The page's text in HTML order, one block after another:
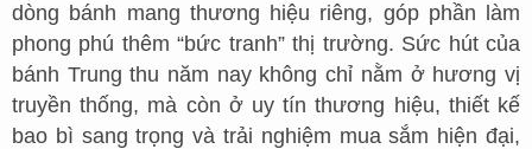
dòng bánh mang thương hiệu riêng, góp phần làm
phong phú thêm “bức tranh” thị trường. Sức hút của
bánh Trung thu năm nay không chỉ nằm ở hương vị
truyền thống, mà còn ở uy tín thương hiệu, thiết kế
bao bì sang trọng và trải nghiệm mua sắm hiện đại,